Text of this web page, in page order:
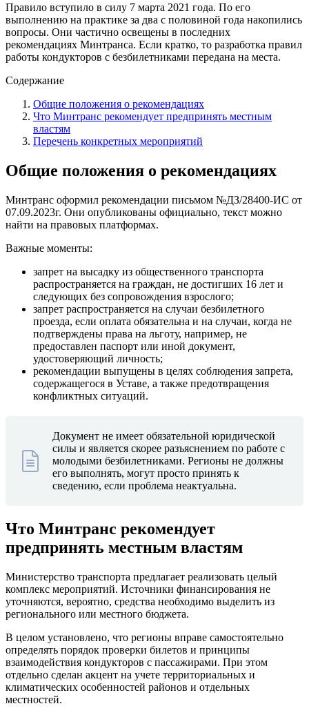
Правило вступило в силу 7 марта 2021 года. По его
выполнению на практике за два с половиной года накопились
вопросы. Они частично освещены в последних
рекомендациях Минтранса. Если кратко, то разработка правил
работы кондукторов с безбилетниками передана на места.
Содержание
Общие положения о рекомендациях
Что Минтранс рекомендует предпринять местным
властям
Перечень конкретных мероприятий
Общие положения о рекомендациях
Минтранс оформил рекомендации письмом №ДЗ/28400-ИС от
07.09.2023г. Они опубликованы официально, текст можно
найти на правовых платформах.
Важные моменты:
запрет на высадку из общественного транспорта
распространяется на граждан, не достигших 16 лет и
следующих без сопровождения взрослого;
запрет распространяется на случаи безбилетного
проезда, если оплата обязательна и на случаи, когда не
подтверждены права на льготу, например, не
предоставлен паспорт или иной документ,
удостоверяющий личность;
рекомендации выпущены в целях соблюдения запрета,
содержащегося в Уставе, а также предотвращения
конфликтных ситуаций.
Документ не имеет обязательной юридической
силы и является скорее разъяснением по работе с
молодыми безбилетниками. Регионы не должны
его выполнять, могут просто принять к
сведению, если проблема неактуальна.
Что Минтранс рекомендует
предпринять местным властям
Министерство транспорта предлагает реализовать целый
комплекс мероприятий. Источники финансирования не
уточняются, вероятно, средства необходимо выделить из
регионального или местного бюджета.
В целом установлено, что регионы вправе самостоятельно
определять порядок проверки билетов и принципы
взаимодействия кондукторов с пассажирами. При этом
отдельно сделан акцент на учете территориальных и
климатических особенностей районов и отдельных
местностей.